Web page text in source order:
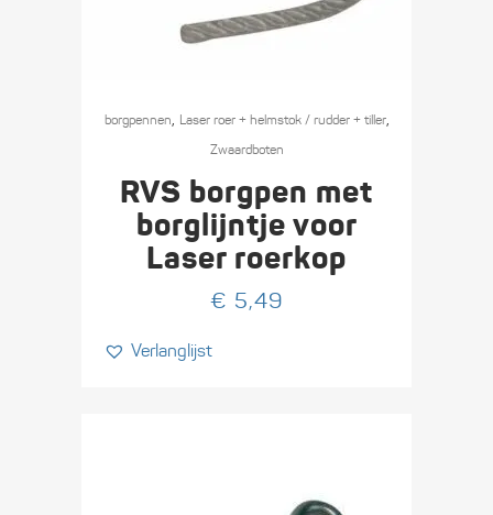
borgpennen, Laser roer + helmstok / rudder + tiller,
Zwaard­boten
RVS borgpen met
borglijntje voor
Laser roerkop
€ 5,49
Verlanglijst